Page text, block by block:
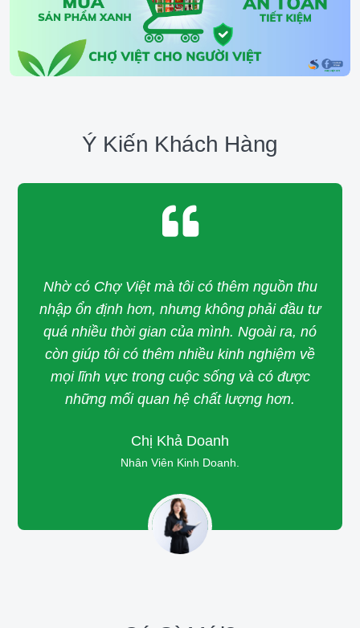
Ý Kiến Khách Hàng
Nhờ có Chợ Việt mà tôi có thêm nguồn thu
nhập ổn định hơn, nhưng không phải đầu tư
quá nhiều thời gian của mình. Ngoài ra, nó
còn giúp tôi có thêm nhiều kinh nghiệm về
mọi lĩnh vực trong cuộc sống và có được
những mối quan hệ chất lượng hơn.
Chị Khả Doanh
Nhân Viên Kinh Doanh.